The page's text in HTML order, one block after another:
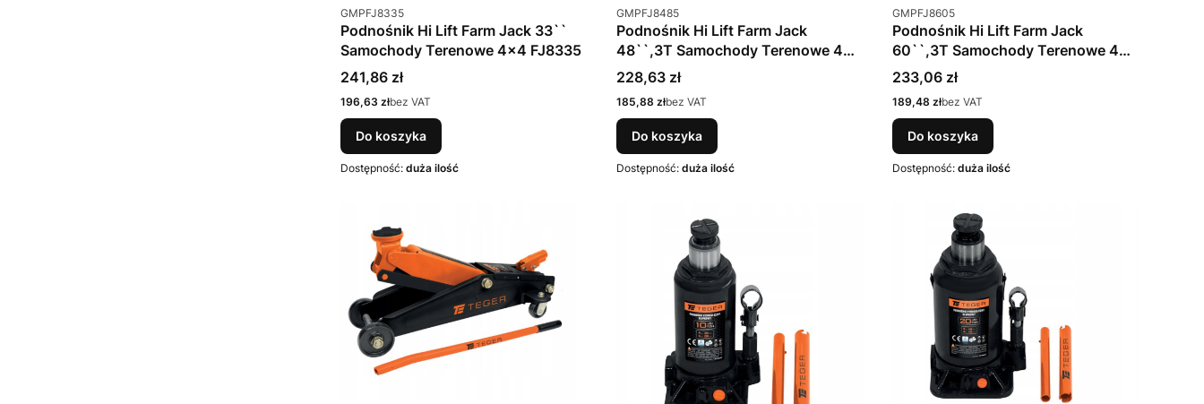
Kod produktu
GMPFJ8335
Podnośnik Hi Lift Farm Jack 33``
Samochody Terenowe 4x4 FJ8335
Cena
241,86 zł
Cena
196,63 złbez VAT
Do koszyka
Dostępność: duża ilość
Kod produktu
GMPFJ8485
Podnośnik Hi Lift Farm Jack
48``,3T Samochody Terenowe 4x4
FJ8485
Cena
228,63 zł
Cena
185,88 złbez VAT
Do koszyka
Dostępność: duża ilość
Kod produktu
GMPFJ8605
Podnośnik Hi Lift Farm Jack
60``,3T Samochody Terenowe 4x4
FJ8605
Cena
233,06 zł
Cena
189,48 złbez VAT
Do koszyka
Dostępność: duża ilość